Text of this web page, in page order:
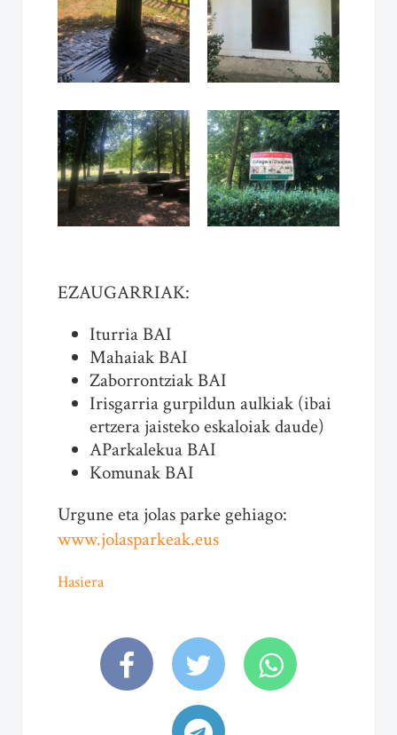
EZAUGARRIAK:
Iturria BAI
Mahaiak BAI
Zaborrontziak BAI
Irisgarria gurpildun aulkiak (ibai
ertzera jaisteko eskaloiak daude)
AParkalekua BAI
Komunak BAI
Urgune eta jolas parke gehiago:
www.jolasparkeak.eus
Hasiera